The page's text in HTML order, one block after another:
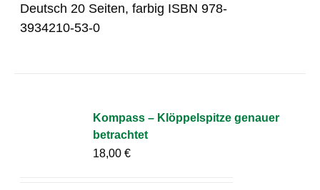
Deutsch 20 Seiten, farbig ISBN 978-
3934210-53-0
Kompass – Klöppelspitze genauer
betrachtet
18,00€